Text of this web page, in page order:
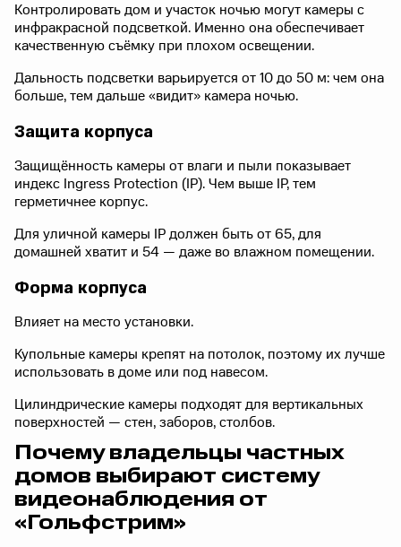
Контролировать дом и участок ночью могут камеры с
инфракрасной подсветкой. Именно она обеспечивает
качественную съёмку при плохом освещении.
Дальность подсветки варьируется от 10 до 50 м: чем она
больше, тем дальше «видит» камера ночью.
Защита корпуса
Защищённость камеры от влаги и пыли показывает
индекс Ingress Protection (IP). Чем выше IP, тем
герметичнее корпус.
Для уличной камеры IP должен быть от 65, для
домашней хватит и 54 — даже во влажном помещении.
Форма корпуса
Влияет на место установки.
Купольные камеры крепят на потолок, поэтому их лучше
использовать в доме или под навесом.
Цилиндрические камеры подходят для вертикальных
поверхностей — стен, заборов, столбов.
Почему владельцы частных
домов выбирают систему
видеонаблюдения от
«Гольфстрим»